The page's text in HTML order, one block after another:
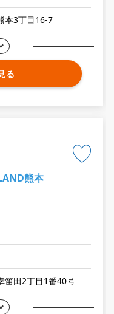
本3丁目16-7
る
熊本
笛田2丁目1番40号